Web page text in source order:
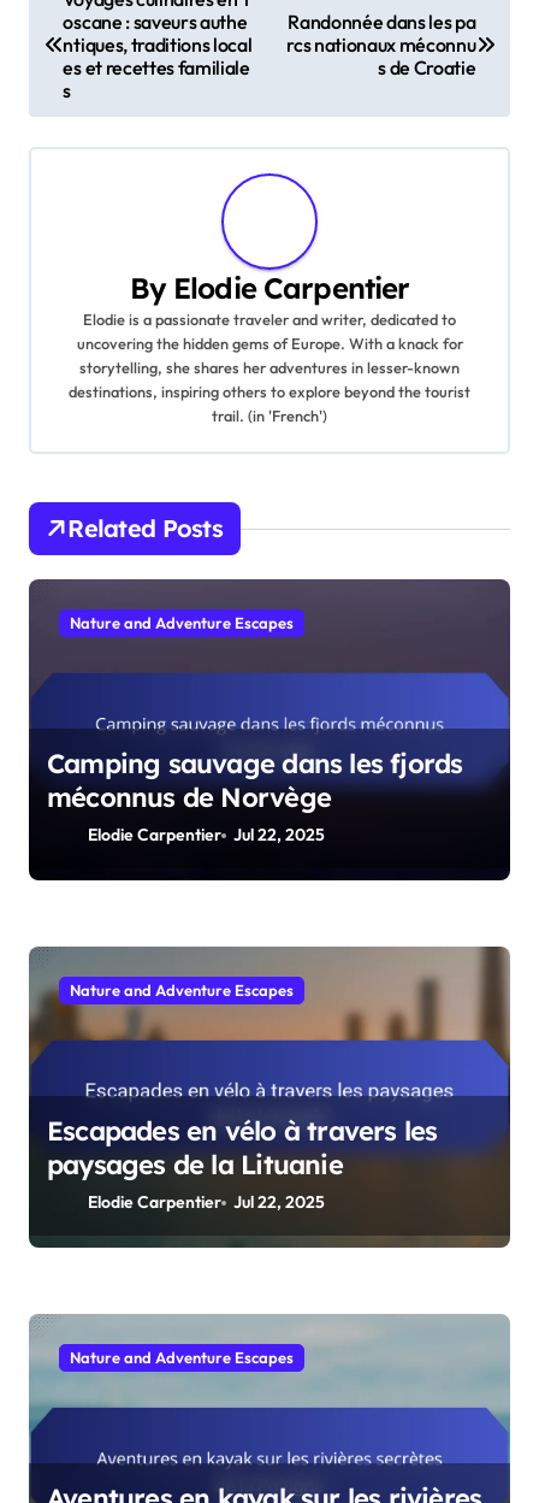
oscane : saveurs authe
ntiques, traditions local
es et recettes familiale
s
Randonnée dans les pa
rcs nationaux méconnu
s de Croatie
By Elodie Carpentier
Elodie is a passionate traveler and writer, dedicated to
uncovering the hidden gems of Europe. With a knack for
storytelling, she shares her adventures in lesser-known
destinations, inspiring others to explore beyond the tourist
trail. (in 'French')
Related Posts
Nature and Adventure Escapes
Camping sauvage dans les fjords
méconnus de Norvège
Elodie Carpentier Jul 22, 2025
Nature and Adventure Escapes
Escapades en vélo à travers les
paysages de la Lituanie
Elodie Carpentier Jul 22, 2025
Nature and Adventure Escapes